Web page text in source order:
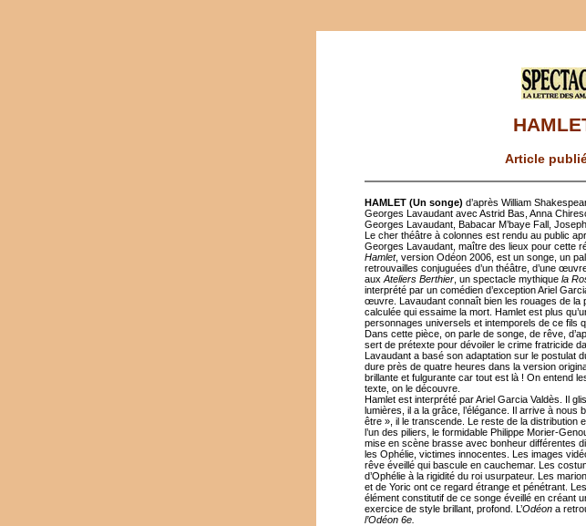
Article
HAMLET (Un songe) d’après William
Georges Lavaudant avec Astrid Bas, Anna
Georges Lavaudant, Babacar M’baye Fall,
Le cher théâtre à colonnes est rendu au public
Georges Lavaudant, maître des lieux pour cette
Hamlet, version Odéon 2006, est un songe, un
retrouvailles conjuguées d’un théâtre, d’une
aux Ateliers Berthier , un spectacle mythique la
interprété par un comédien d’exception Ariel
œuvre. Lavaudant connaît bien les rouages de la
calculée qui essaime la mort. Hamlet est plus
personnages universels et intemporels de ce fils
Dans cette pièce, on parle de songe, de rêve,
sert de prétexte pour dévoiler le crime fratricide
Lavaudant a basé son adaptation sur le postulat
dure près de quatre heures dans la version
brillante et fulgurante car tout est là ! On entend
texte, on le découvre.
Hamlet est interprété par Ariel Garcia Valdès. Il
lumières, il a la grâce, l’élégance. Il arrive à
être », il le transcende. Le reste de la distribution
l’un des piliers, le formidable Philippe Morier-
mise en scène brasse avec bonheur différentes
les Ophélie, victimes innocentes. Les images
rêve éveillé qui bascule en cauchemar. Les
d’Ophélie à la rigidité du roi usurpateur. Les
et de Yoric ont ce regard étrange et pénétrant.
élément constitutif de ce songe éveillé en créant
exercice de style brillant, profond. L’Odéon a
l’Odéon 6e.